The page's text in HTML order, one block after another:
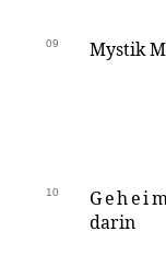
09 Mystik
10
darin